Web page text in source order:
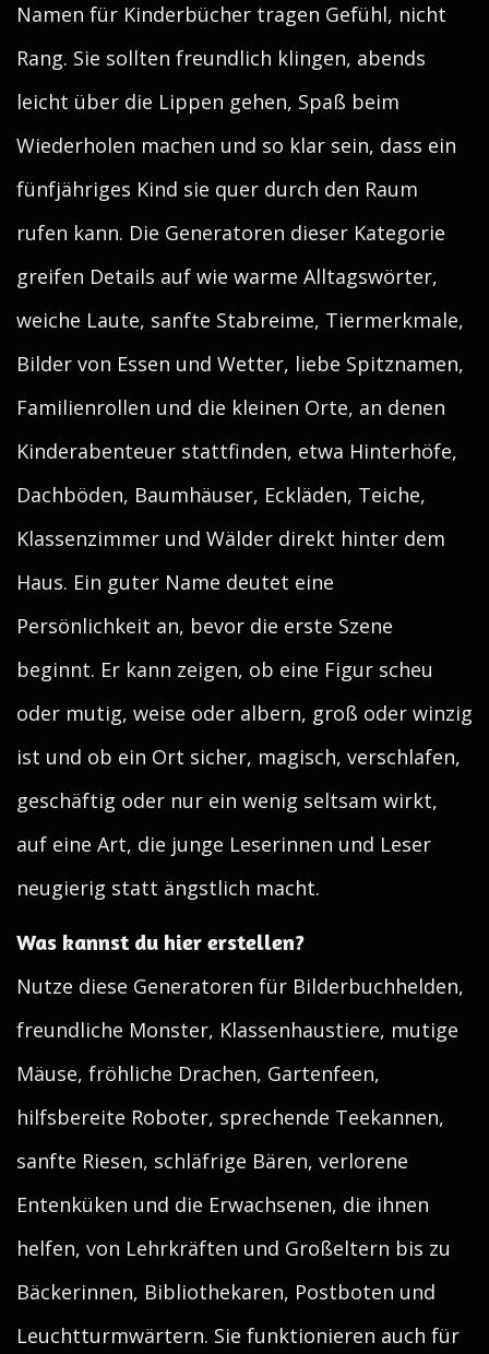
Namen für Kinderbücher tragen Gefühl, nicht
Rang. Sie sollten freundlich klingen, abends
leicht über die Lippen gehen, Spaß beim
Wiederholen machen und so klar sein, dass ein
fünfjähriges Kind sie quer durch den Raum
rufen kann. Die Generatoren dieser Kategorie
greifen Details auf wie warme Alltagswörter,
weiche Laute, sanfte Stabreime, Tiermerkmale,
Bilder von Essen und Wetter, liebe Spitznamen,
Familienrollen und die kleinen Orte, an denen
Kinderabenteuer stattfinden, etwa Hinterhöfe,
Dachböden, Baumhäuser, Eckläden, Teiche,
Klassenzimmer und Wälder direkt hinter dem
Haus. Ein guter Name deutet eine
Persönlichkeit an, bevor die erste Szene
beginnt. Er kann zeigen, ob eine Figur scheu
oder mutig, weise oder albern, groß oder winzig
ist und ob ein Ort sicher, magisch, verschlafen,
geschäftig oder nur ein wenig seltsam wirkt,
auf eine Art, die junge Leserinnen und Leser
neugierig statt ängstlich macht.
Was kannst du hier erstellen?
Nutze diese Generatoren für Bilderbuchhelden,
freundliche Monster, Klassenhaustiere, mutige
Mäuse, fröhliche Drachen, Gartenfeen,
hilfsbereite Roboter, sprechende Teekannen,
sanfte Riesen, schläfrige Bären, verlorene
Entenküken und die Erwachsenen, die ihnen
helfen, von Lehrkräften und Großeltern bis zu
Bäckerinnen, Bibliothekaren, Postboten und
Leuchtturmwärtern. Sie funktionieren auch für